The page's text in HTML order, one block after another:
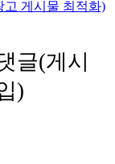
고 게시물 최적화)
글(게시
)